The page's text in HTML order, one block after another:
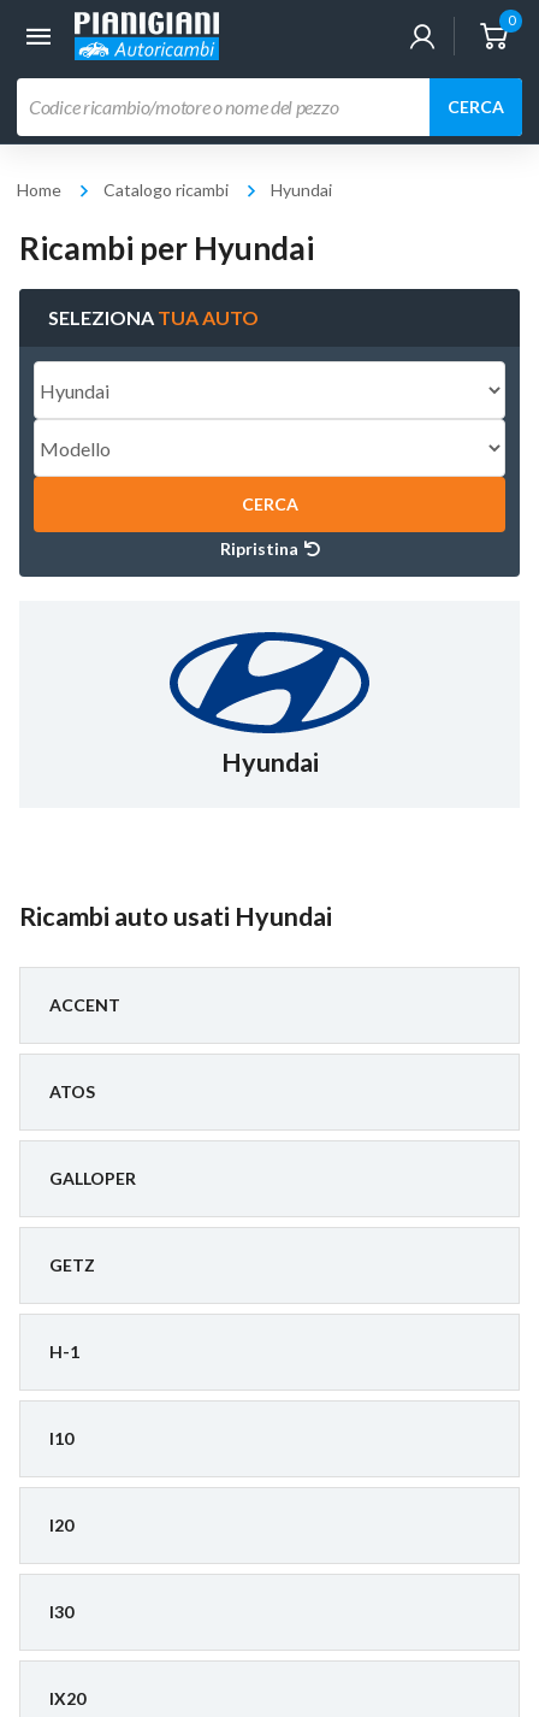
0
prodotti
CERCA
Home Catalogo ricambi Hyundai
Ricambi per Hyundai
SELEZIONA TUA AUTO
CERCA
Ripristina
Hyundai
Ricambi auto usati Hyundai
ACCENT
ATOS
GALLOPER
GETZ
H-1
I10
I20
I30
IX20